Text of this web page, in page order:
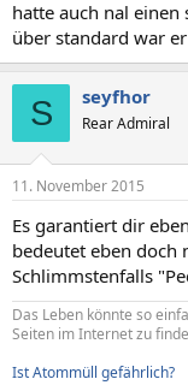
hatte auch nal
über standard war
S seyfhor
Rear Admiral
11. November 2015
Es garantiert dir
bedeutet eben doch
Schlimmstenfalls
Das Leben könnte so
Seiten im Internet zu
Ist Atommüll gefährlich?